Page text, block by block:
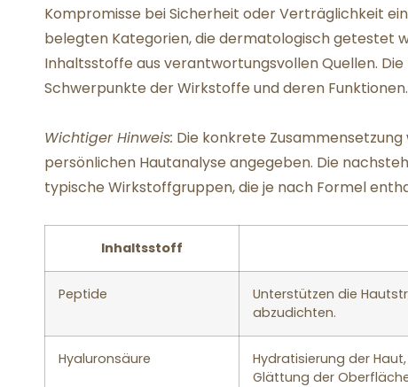
Kompromisse bei Sicherheit oder Verträglichkeit
belegten Kategorien, die dermatologisch getestet
Inhaltsstoffe aus verantwortungsvollen Quellen.
Schwerpunkte der Wirkstoffe und deren Funktionen.
Wichtiger Hinweis: Die konkrete
persönlichen Hautanalyse angegeben. Die
typische Wirkstoffgruppen, die je nach Formel
Inhaltsstoff
Peptide
Unterstützen die
abzudichten.
Hyaluronsäure
Hydratisierung der
Glättung der